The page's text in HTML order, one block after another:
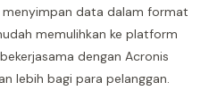
menyimpan data dalam format
memulihkan ke platform
dengan Acronis
lebih bagi para pelanggan.